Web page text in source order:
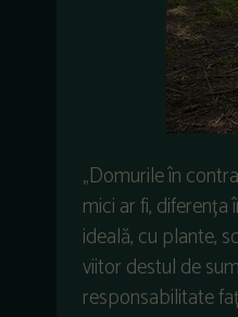
„Domurile în
mici ar fi,
ideală, cu plante,
viitor destul de
responsabilitate